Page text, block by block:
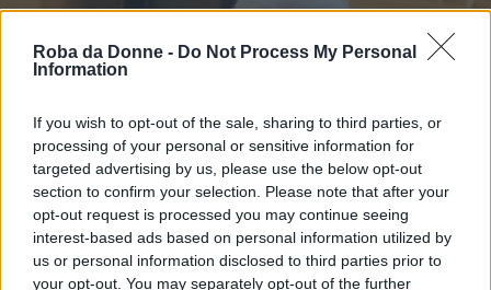
Roba da Donne - Do Not Process My Personal
Information
If you wish to opt-out of the sale, sharing to third parties, or
processing of your personal or sensitive information for
targeted advertising by us, please use the below opt-out
section to confirm your selection. Please note that after your
opt-out request is processed you may continue seeing
interest-based ads based on personal information utilized by
us or personal information disclosed to third parties prior to
your opt-out. You may separately opt-out of the further
Vi Raccomandiamo...
Liliana Segre al Memoriale del binario 21:
"Quando sono qui torno alla